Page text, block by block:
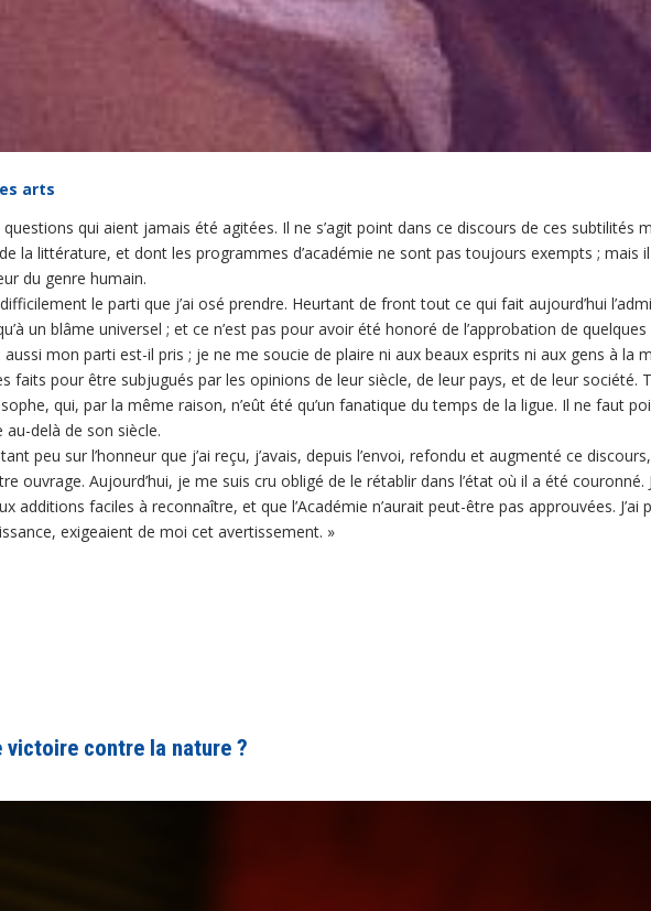
arts
qui aient jamais été agitées. Il ne s’agit point dans ce discours de ces subtilités
la littérature, et dont les programmes d’académie ne sont pas toujours exempts ; mais il
du genre humain.
le parti que j’ai osé prendre. Heurtant de front tout ce qui fait aujourd’hui
un blâme universel ; et ce n’est pas pour avoir été honoré de l’approbation de
mon parti est-il pris ; je ne me soucie de plaire ni aux beaux esprits ni aux gens à la
faits pour être subjugués par les opinions de leur siècle, de leur pays, et de leur société.
qui, par la même raison, n’eût été qu’un fanatique du temps de la ligue. Il ne faut
delà de son siècle.
peu sur l’honneur que j’ai reçu, j’avais, depuis l’envoi, refondu et augmenté ce
ouvrage. Aujourd’hui, je me suis cru obligé de le rétablir dans l’état où il a été couronné.
additions faciles à reconnaître, et que l’Académie n’aurait peut-être pas approuvées. J’ai
exigeaient de moi cet avertissement. »
victoire contre la nature ?